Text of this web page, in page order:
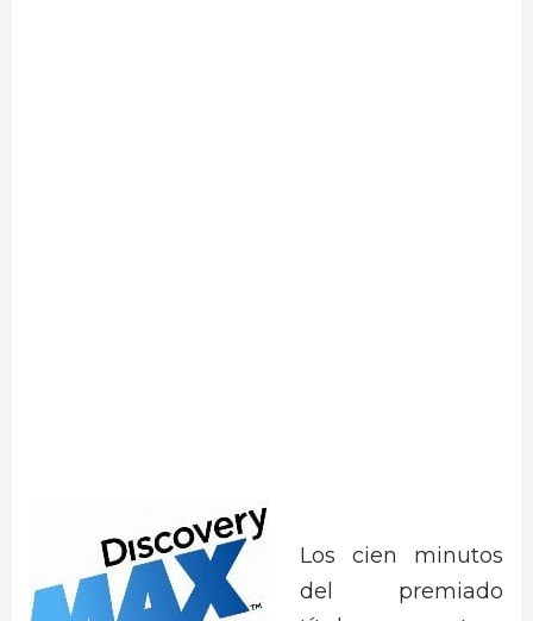
Los cien minutos
del premiado